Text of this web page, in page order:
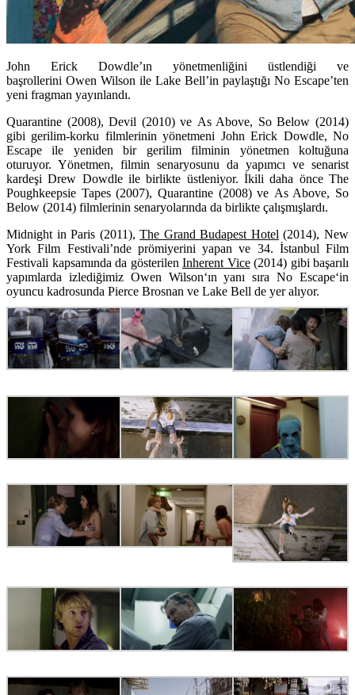
John Erick Dowdle’ın yönetmenliğini üstlendiği ve
başrollerini Owen Wilson ile Lake Bell’in paylaştığı No Escape’ten
yeni fragman yayınlandı.
Quarantine (2008), Devil (2010)ve As Above, So Below (2014)
gibi gerilim-korku filmlerinin yönetmeni John Erick Dowdle, No
Escape ile yeniden bir gerilim filminin yönetmen koltuğuna
oturuyor. Yönetmen, filmin senaryosunu da yapımcı ve senarist
kardeşiDrew Dowdleile birlikte üstleniyor. İkili daha önceThe
Poughkeepsie Tapes (2007), Quarantine (2008)ve As Above, So
Below (2014) filmlerinin senaryolarında da birlikte çalışmışlardı.
Midnight in Paris (2011),The Grand Budapest Hotel (2014), New
York Film Festivali’nde prömiyerini yapan ve 34. İstanbul Film
Festivali kapsamında da gösterilen Inherent Vice(2014) gibi başarılı
yapımlarda izlediğimizOwen Wilson‘ın yanı sıraNo Escape‘in
oyuncu kadrosunda Pierce Brosnan ve Lake Bell de yer alıyor.